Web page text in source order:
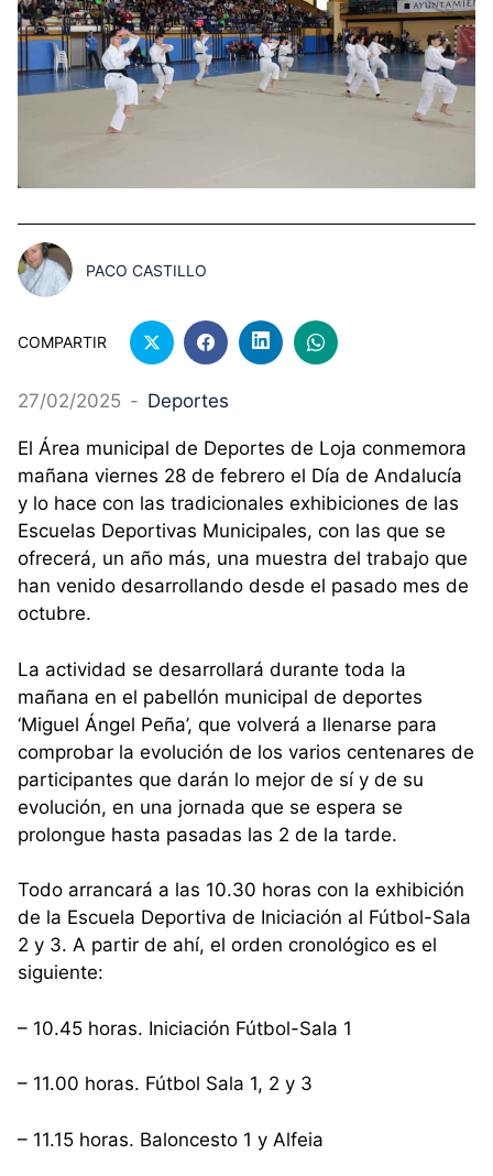
PACO CASTILLO
COMPARTIR
27/02/2025 - Deportes
El Área municipal de Deportes de Loja conmemora
mañana viernes 28 de febrero el Día de Andalucía
y lo hace con las tradicionales exhibiciones de las
Escuelas Deportivas Municipales, con las que se
ofrecerá, un año más, una muestra del trabajo que
han venido desarrollando desde el pasado mes de
octubre.
La actividad se desarrollará durante toda la
mañana en el pabellón municipal de deportes
‘Miguel Ángel Peña’, que volverá a llenarse para
comprobar la evolución de los varios centenares de
participantes que darán lo mejor de sí y de su
evolución, en una jornada que se espera se
prolongue hasta pasadas las 2 de la tarde.
Todo arrancará a las 10.30 horas con la exhibición
de la Escuela Deportiva de Iniciación al Fútbol-Sala
2 y 3. A partir de ahí, el orden cronológico es el
siguiente:
– 10.45 horas. Iniciación Fútbol-Sala 1
– 11.00 horas. Fútbol Sala 1, 2 y 3
– 11.15 horas. Baloncesto 1 y Alfeia